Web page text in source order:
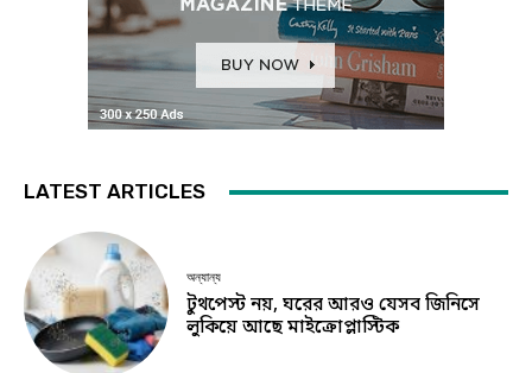
LATEST ARTICLES
অন্যান্য
টুথপেস্ট নয়, ঘরের আরও যেসব জিনিসে
লুকিয়ে আছে মাইক্রোপ্লাস্টিক